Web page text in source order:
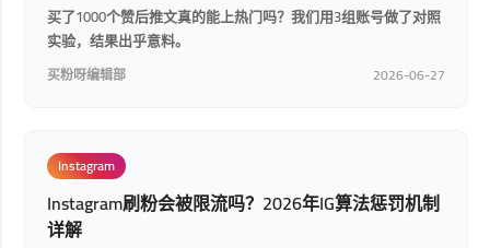
买了1000个赞后推文真的能上热门吗？我们用3组账号做了对照
实验，结果出乎意料。
买粉呀编辑部 2026-06-27
Instagram
Instagram刷粉会被限流吗？2026年IG算法惩罚机制
详解